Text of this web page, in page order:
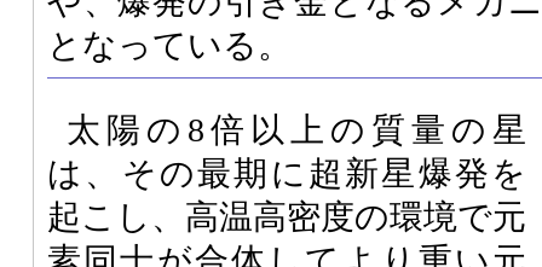
となっている。
太陽の8倍以上の質量の星
は、その最期に超新星爆発を
起こし、高温高密度の環境で元